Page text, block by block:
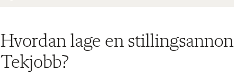
Hvordan lage en
Tekjobb?